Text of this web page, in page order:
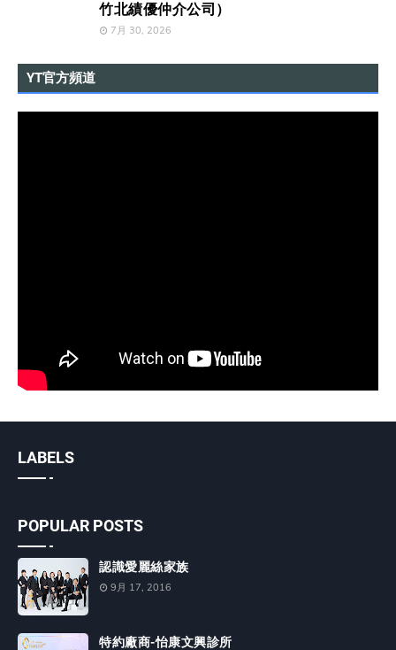
竹北績優仲介公司）
7月 30, 2026
YT官方頻道
LABELS
POPULAR POSTS
認識愛麗絲家族
9月 17, 2016
特約廠商-怡康文興診所